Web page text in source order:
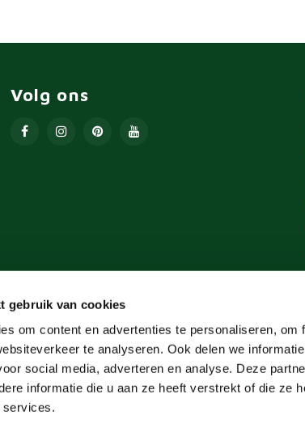
gebruik van cookies
om content en advertenties te personaliseren, om
te analyseren. Ook delen we
social media, adverteren en analyse. Deze
informatie die u aan ze heeft verstrekt of die ze
services.
Volg ons